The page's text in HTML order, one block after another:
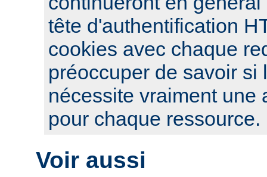
tête d'authentification
cookies avec chaque
préoccuper de savoir si
nécessite vraiment une
pour chaque ressource.
Voir aussi